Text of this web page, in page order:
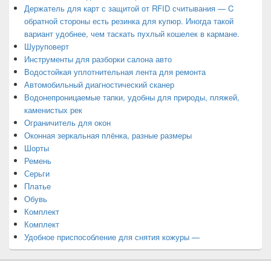
Держатель для карт с защитой от RFID считывания — C
обратной стороны есть резинка для купюр. Иногда такой
вариант удобнее, чем таскать пухлый кошелек в кармане.
Шуруповерт
Инструменты для разборки салона авто
Водостойкая уплотнительная лента для ремонта
Автомобильный диагностический сканер
Водонепроницаемые тапки, удобны для природы, пляжей,
каменистых рек
Ограничитель для окон
Оконная зеркальная плёнка, разные размеры
Шорты
Ремень
Серьги
Платье
Обувь
Комплект
Комплект
Удобное приспособление для снятия кожуры —